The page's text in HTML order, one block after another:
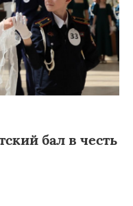
бал в честь